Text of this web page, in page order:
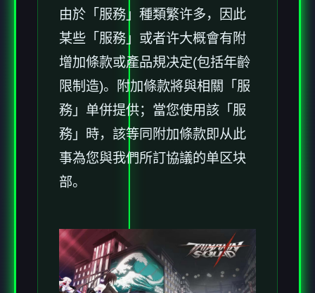
由於「服務」種類繁许多，因此
某些「服務」或者许大概會有附
增加條款或產品規决定(包括年齡
限制造)。附加條款將與相關「服
務」单併提供；當您使用該「服
務」時，該等同附加條款即从此
事為您與我們所訂協議的单区块
部。